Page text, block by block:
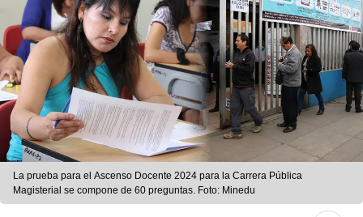
La prueba para el Ascenso Docente 2024 para la Carrera Pública
Magisterial se compone de 60 preguntas. Foto: Minedu